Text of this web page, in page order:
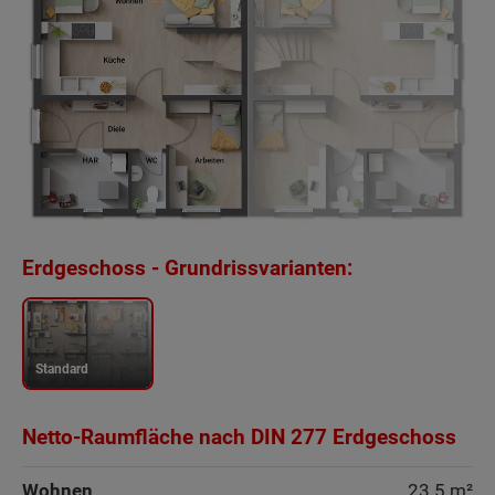
Erdgeschoss - Grundrissvarianten:
Standard
Netto-Raumfläche nach DIN 277 Erdgeschoss